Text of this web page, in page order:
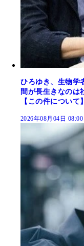
ひろゆき、生物学
間が長生きなのは
【この件について】
2026年08月04日 08:00